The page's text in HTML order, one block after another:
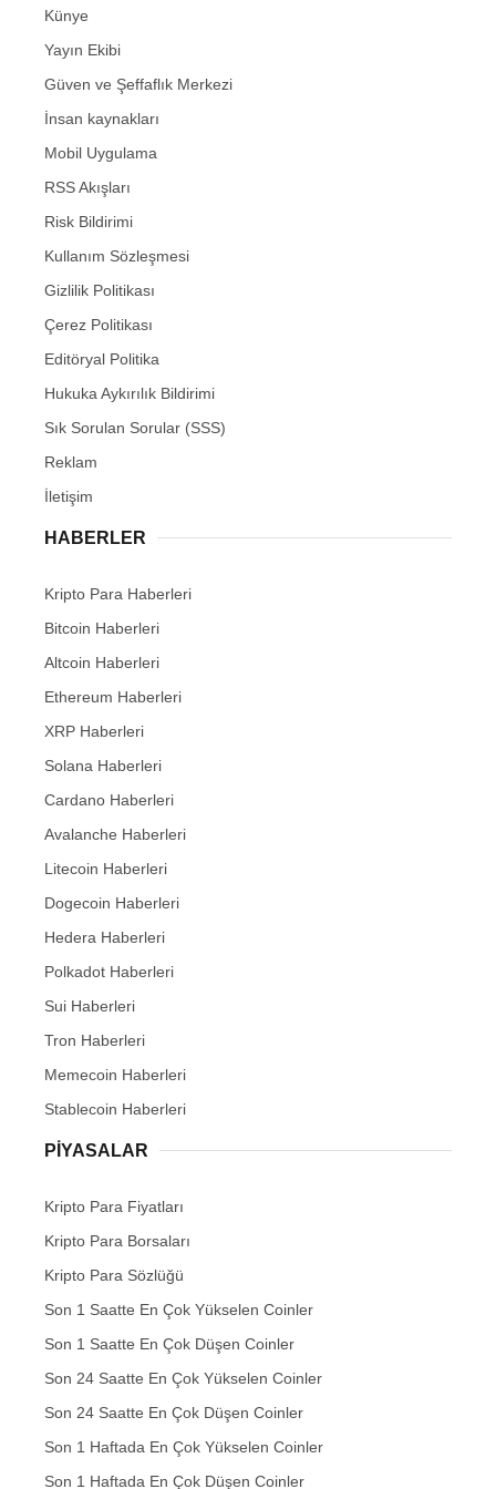
Künye
Yayın Ekibi
Güven ve Şeffaflık Merkezi
İnsan kaynakları
Mobil Uygulama
RSS Akışları
Risk Bildirimi
Kullanım Sözleşmesi
Gizlilik Politikası
Çerez Politikası
Editöryal Politika
Hukuka Aykırılık Bildirimi
Sık Sorulan Sorular (SSS)
Reklam
İletişim
HABERLER
Kripto Para Haberleri
Bitcoin Haberleri
Altcoin Haberleri
Ethereum Haberleri
XRP Haberleri
Solana Haberleri
Cardano Haberleri
Avalanche Haberleri
Litecoin Haberleri
Dogecoin Haberleri
Hedera Haberleri
Polkadot Haberleri
Sui Haberleri
Tron Haberleri
Memecoin Haberleri
Stablecoin Haberleri
PIYASALAR
Kripto Para Fiyatları
Kripto Para Borsaları
Kripto Para Sözlüğü
Son 1 Saatte En Çok Yükselen Coinler
Son 1 Saatte En Çok Düşen Coinler
Son 24 Saatte En Çok Yükselen Coinler
Son 24 Saatte En Çok Düşen Coinler
Son 1 Haftada En Çok Yükselen Coinler
Son 1 Haftada En Çok Düşen Coinler